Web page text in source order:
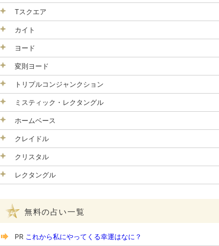
Tスクエア
カイト
ヨード
変則ヨード
トリプルコンジャンクション
ミスティック・レクタングル
ホームベース
クレイドル
クリスタル
レクタングル
無料の占い一覧
PR これから私にやってくる幸運はなに？